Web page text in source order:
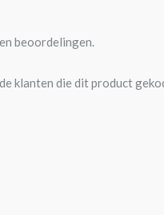
beoordelingen.
klanten die dit product